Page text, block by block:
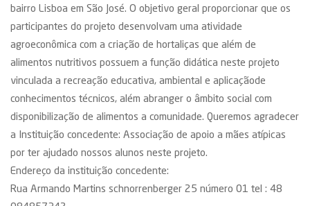
bairro Lisboa em São José. O objetivo geral proporcionar que os
participantes do projeto desenvolvam uma atividade
agroeconômica com a criação de hortaliças que além de
alimentos nutritivos possuem a função didática neste projeto
vinculada a recreação educativa, ambiental e aplicaçãode
conhecimentos técnicos, além abranger o âmbito social com
disponibilização de alimentos a comunidade. Queremos agradecer
a Instituição concedente: Associação de apoio a mães atípicas
por ter ajudado nossos alunos neste projeto.
Endereço da instituição concedente:
Rua Armando Martins schnorrenberger 25 número 01 tel : 48